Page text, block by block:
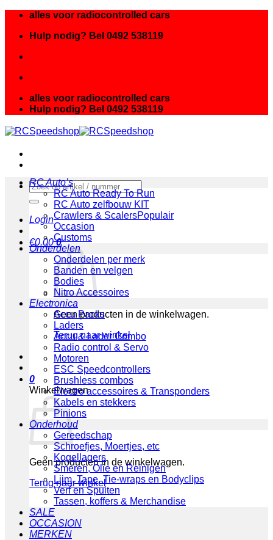
inhoud
alles voor radiocontrolled cars
Hulp nodig? Bel 0492 538119
alles voor radiocontrolled cars
Hulp nodig? Bel 0492 538119
Zoeken
naar:
Login
€0.00 0
Geen producten in de winkelwagen.
Terug naar winkel
0
Winkelwagen
Geen producten in de winkelwagen.
Terug naar winkel
RC Auto’s
RC Auto Ready To Run
RC Auto zelfbouw KIT
Crawlers & Scalers
Occasion
Customs
Onderdelen
Onderdelen per merk
Banden en velgen
Bodies
Nitro Accessoires
Electronica
Accu Packs
Laders
Accu & Lader Combo
Radio control & Servo
Motoren
ESC Speedcontrollers
Brushless combos
Electro accessoires & Transponders
Kabels en stekkers
Pinions
Onderhoud
Gereedschap
Schroefjes, Moertjes, etc
Kogellagers
Smeren, Olie en Reinigen
Lijm, Tape, Tie-wraps en Bodyclips
Verf en Spuiten
Tassen, koffers & Merchandise
SALE
OCCASION
MERKEN